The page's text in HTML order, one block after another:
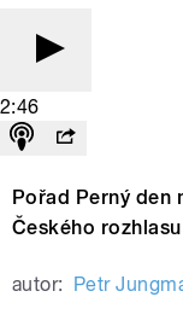
2:46
Pořad Perný den
Českého
autor: Petr